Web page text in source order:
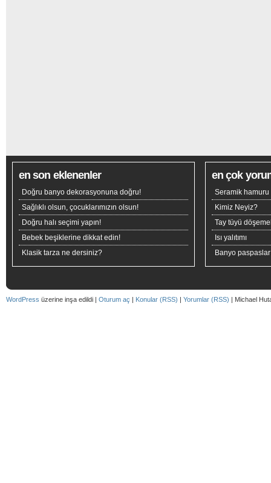
en son eklenenler
Doğru banyo dekorasyonuna doğru!
Sağlıklı olsun, çocuklarımızın olsun!
Doğru halı seçimi yapın!
Bebek beşiklerine dikkat edin!
Klasik tarza ne dersiniz?
en çok
Seramik hamuru
Kimiz Neyiz?
Tay tüyü
Isı yalıtımı
Banyo
WordPress üzerine inşa edildi | Oturum aç | Konular (RSS) | Yorumlar (RSS) | Michael